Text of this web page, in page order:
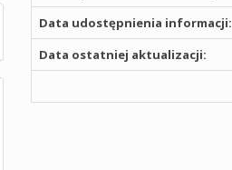
Data udostępnienia informacji:
Data ostatniej aktualizacji: